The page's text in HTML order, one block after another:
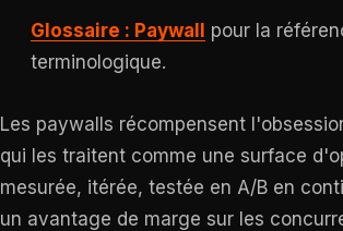
Glossaire : Paywall
pour la
terminologique.
Les paywalls récompensent
qui les traitent comme une surface
mesurée, itérée, testée en A/B en
un avantage de marge sur les